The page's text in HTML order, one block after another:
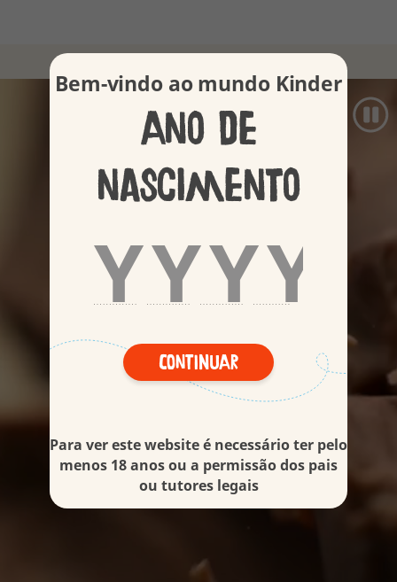
Bem-vindo ao mundo Kinder
Ano de
nascimento
Continuar
Para ver este website é necessário ter pelo
menos 18 anos ou a permissão dos pais
ou tutores legais